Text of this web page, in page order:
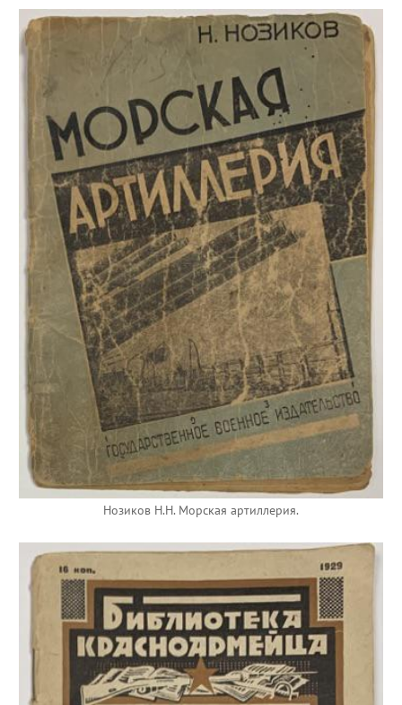
Нозиков Н.Н. Морская артиллерия.